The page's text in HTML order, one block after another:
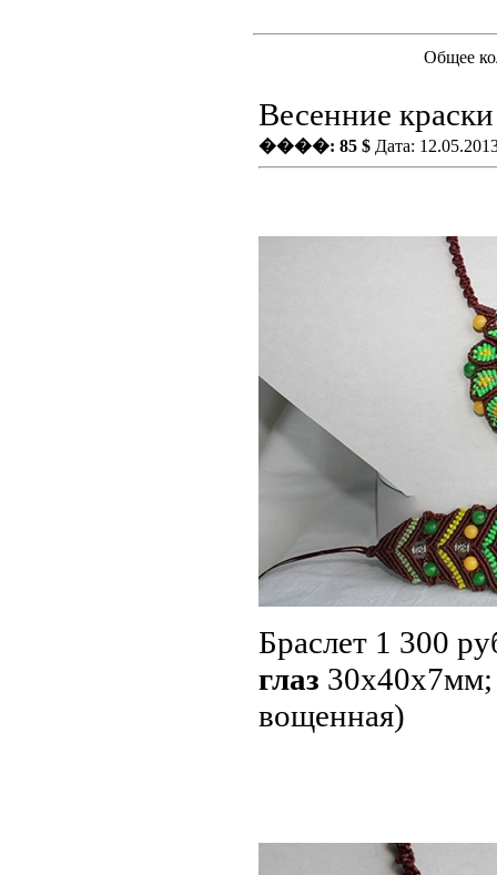
Общее
Весенние
����: 85 $ Дата:
Браслет 1 300
глаз
вощенная)